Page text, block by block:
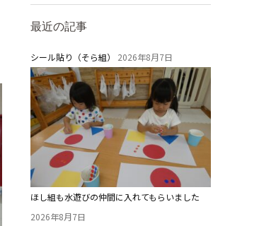
最近の記事
シール貼り（そら組） 2026年8月7日
ほし組も水遊びの仲間に入れてもらいました
2026年8月7日